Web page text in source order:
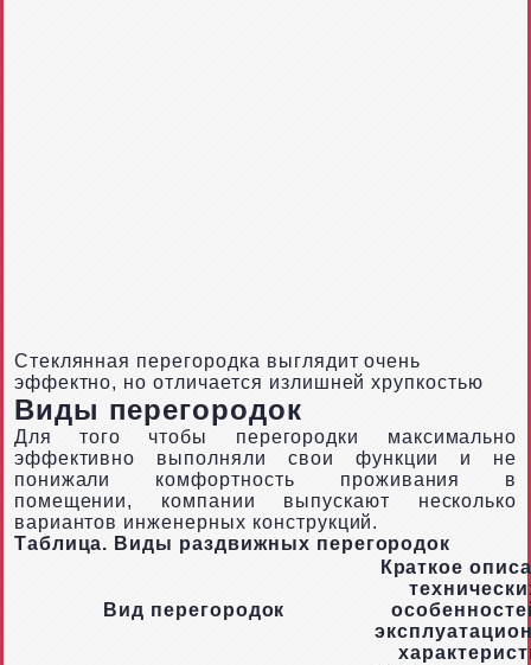
Стеклянная перегородка выглядит очень
эффектно, но отличается излишней хрупкостью
Виды перегородок
Для того чтобы перегородки максимально
эффективно выполняли свои функции и не
понижали комфортность проживания в
помещении, компании выпускают несколько
вариантов инженерных конструкций.
Таблица. Виды раздвижных перегородок
Вид перегородок
Краткое